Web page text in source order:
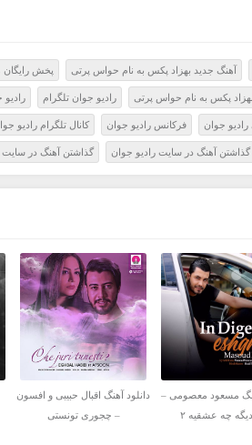
آهنگ جدید بهزاد پکس به نام حواس پرتی پخش رايگان
پکس به نام حواس پرتی راديو جوان تلگرام
جوان فرکانس راديو جوان کانال تلگرام راديو
گذاشتن آهنگ در سايت راديو جوان گذاشتن آهنگ در سايت
مسعود معصومی –
چه عشقیه ۲
دانلود آهنگ اقبال حبیبی و افسون
– چجوری تونستی